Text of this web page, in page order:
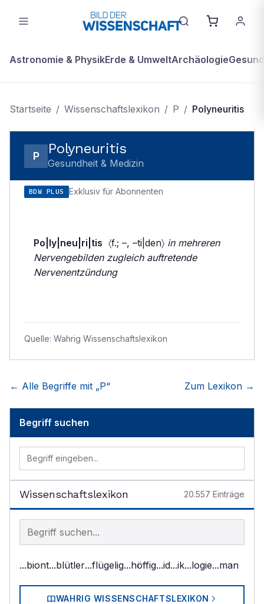
Astronomie & PhysikErde & UmweltArchäologie
Startseite / Wissenschaftslexikon / P / Polyneuritis
P Polyneuritis
Gesundheit & Medizin
BDW PLUS Exklusiv für Abonnenten
Po|ly|neu|ri|tis 〈f.; –, –ti|den〉 in mehreren
Nervengebilden zugleich auftretende
Nervenentzündung
Quelle: Wahrig Wissenschaftslexikon
← Alle Begriffe mit „P“ Zum Lexikon →
Begriff suchen
Wissenschaftslexikon 20.557 Einträge
Begriff im Lexikon suchen
...biont...blütler...flügelig...höffig...id...ik...logie...man
WAHRIG WISSENSCHAFTSLEXIKON